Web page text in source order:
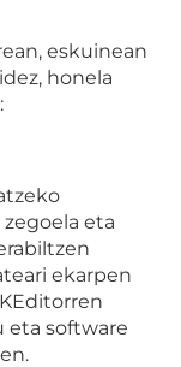
eskuinean
honela
eta
ekarpen
eta software